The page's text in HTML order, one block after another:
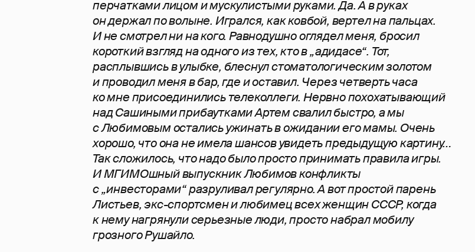
перчатками лицом и мускулистыми руками. Да. А в руках
он держал по волыне. Игрался, как ковбой, вертел на пальцах.
И не смотрел ни на кого. Равнодушно оглядел меня, бросил
короткий взгляд на одного из тех, кто в „адидасе“. Тот,
расплывшись в улыбке, блеснул стоматологическим золотом
и проводил меня в бар, где и оставил. Через четверть часа
ко мне присоединились телеколлеги. Нервно похохатывающий
над Сашиными прибаутками Артем свалил быстро, а мы
с Любимовым остались ужинать в ожидании его мамы. Очень
хорошо, что она не имела шансов увидеть предыдущую картину…
Так сложилось, что надо было просто принимать правила игры.
И МГИМОшный выпускник Любимов конфликты
с „инвесторами“ разруливал регулярно. А вот простой парень
Листьев, экс-спортсмен и любимец всех женщин СССР, когда
к нему нагрянули серьезные люди, просто набрал мобилу
грозного Рушайло.